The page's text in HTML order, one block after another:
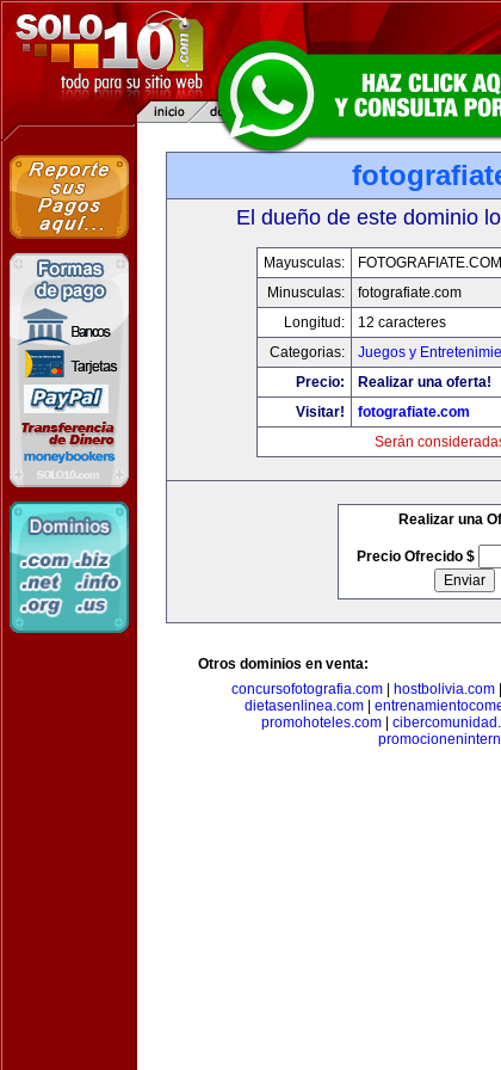
El dueño de este dominio
Mayusculas:
FOTOGRAFIATE.COM
Minusculas:
fotografiate.com
Longitud:
12 caracteres
Categorias:
Juegos y
Precio:
Realizar una oferta!
Visitar!
fotografiate.com
Serán
Realizar una
Precio Ofrecido $
Otros dominios en venta:
concursofotografia.com| hostbolivia.com|
dietasenlinea.com|
promohoteles.com